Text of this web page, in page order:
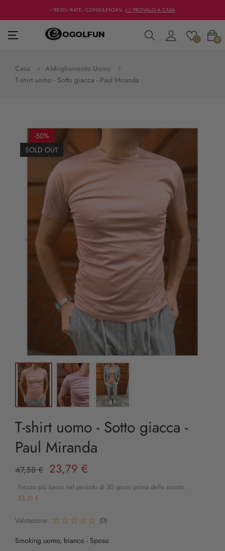
✅RESO✅RATE✅CONSULENZA% 👉 PROVALO A CASA
navigazione
☰ 0
Casa
Abbigliamento Uomo
T-shirt uomo - Sotto giacca - Paul Miranda
-50%
SOLD OUT
T-shirt uomo - Sotto giacca -
Paul Miranda
47,58 € 23,79 €
Prezzo più basso nel periodo di 30 giorni prima dello sconto:
33,31 €
Valutazione: (0)
Smoking uomo, bianco - Sposo